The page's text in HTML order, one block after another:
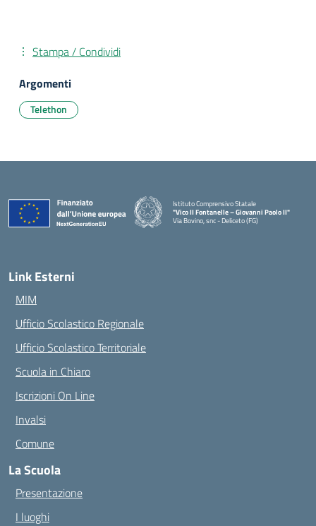
Stampa / Condividi
Argomenti
Telethon
Istituto Comprensivo Statale
"Vico II Fontanelle – Giovanni Paolo II"
Via Bovino, snc - Deliceto (FG)
Link Esterni
MIM
Ufficio Scolastico Regionale
Ufficio Scolastico Territoriale
Scuola in Chiaro
Iscrizioni On Line
Invalsi
Comune
La Scuola
Presentazione
I luoghi